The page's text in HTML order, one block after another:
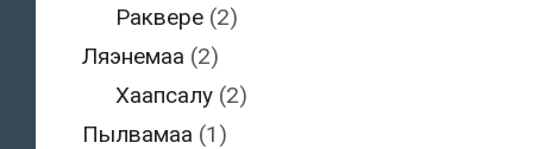
Раквере (2)
Ляэнемаа (2)
Хаапсалу (2)
Пылвамаа (1)